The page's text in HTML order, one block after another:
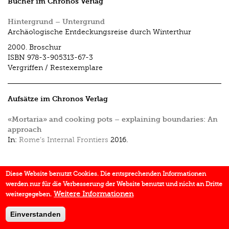
Hintergrund – Untergrund
Archäologische Entdeckungsreise durch Winterthur
2000. Broschur
ISBN 978-3-905313-67-3
Vergriffen / Restexemplare
Aufsätze im Chronos Verlag
«Mortaria» and cooking pots – explaining boundaries: An
approach
In: Rome’s Internal Frontiers 2016.
Diese Website benutzt Cookies. Die entsprechenden Informationen
werden nur für die Verbesserung der Website benutzt und nicht an Dritte
weitergegeben. Weitere Informationen
Einverstanden